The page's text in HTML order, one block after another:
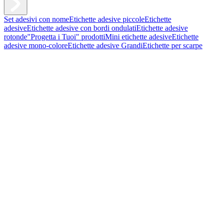
Set adesivi con nomeEtichette adesive piccoleEtichette
adesiveEtichette adesive con bordi ondulatiEtichette adesive
rotonde"Progetta i Tuoi" prodottiMini etichette adesiveEtichette
adesive mono-coloreEtichette adesive GrandiEtichette per scarpe